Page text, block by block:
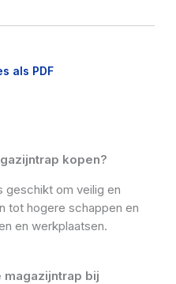
als PDF
kopen?
geschikt om veilig en
tot hogere schappen en
en werkplaatsen.
magazijntrap bij